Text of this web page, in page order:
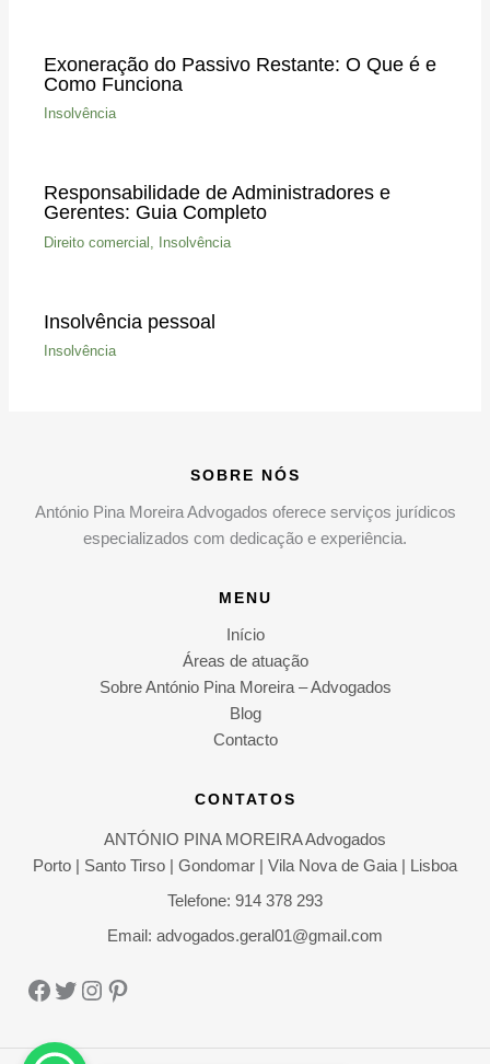
Exoneração do Passivo Restante: O Que é e
Como Funciona
Insolvência
Responsabilidade de Administradores e
Gerentes: Guia Completo
Direito comercial Insolvência
Insolvência pessoal
Insolvência
SOBRE NÓS
António Pina Moreira Advogados oferece serviços jurídicos
especializados com dedicação e experiência.
MENU
Início
Áreas de atuação
Sobre António Pina Moreira – Advogados
Blog
Contacto
CONTATOS
ANTÓNIO PINA MOREIRA Advogados
Porto | Santo Tirso | Gondomar | Vila Nova de Gaia | Lisboa
Telefone: 914 378 293
Email: advogados.geral01@gmail.com
Facebook
Twitter
Instagram
Pinterest